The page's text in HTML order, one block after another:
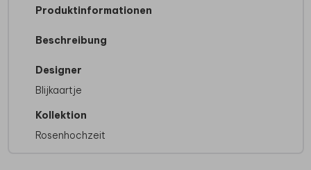
Produktinformationen
Beschreibung
Designer
Blijkaartje
Kollektion
Rosenhochzeit